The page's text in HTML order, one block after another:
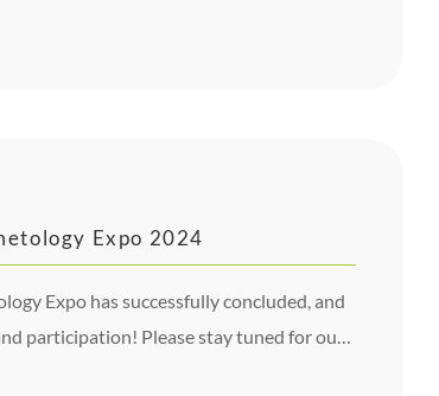
Expo 2024
Expo has successfully concluded, and
participation! Please stay tuned for our